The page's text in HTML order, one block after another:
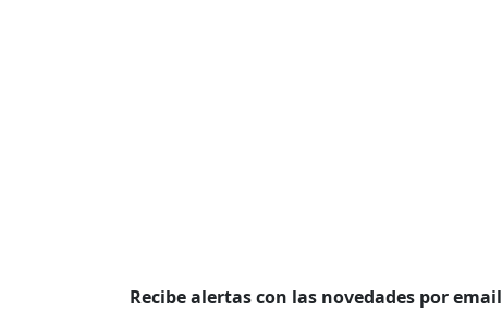
Recibe alertas con las novedades por email